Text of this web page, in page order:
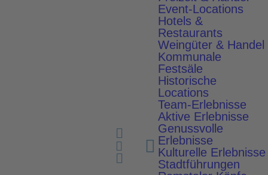
Event-Locations
Hotels &
Restaurants
Weingüter & Handel
Kommunale
Festsäle
Historische
Locations
Team-Erlebnisse
Aktive Erlebnisse
Genussvolle
Erlebnisse
Kulturelle Erlebnisse
Stadtführungen
Genussvolle Erlebnisse
Remstal Tourismus, Bebop Media